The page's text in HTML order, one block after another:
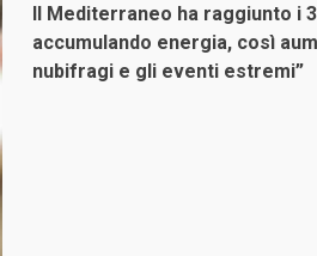
Il Mediterraneo ha raggiunto i
accumulando energia, così
nubifragi e gli eventi estremi”